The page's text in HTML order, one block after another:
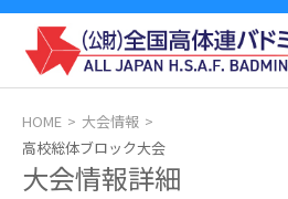
HOME
大会情報
高校総体ブロック大会
大会情報詳細